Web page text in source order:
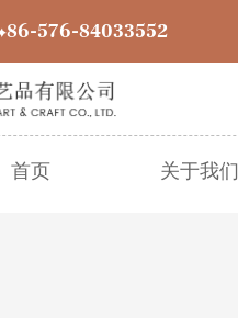
576-84033552
首页 关于我们